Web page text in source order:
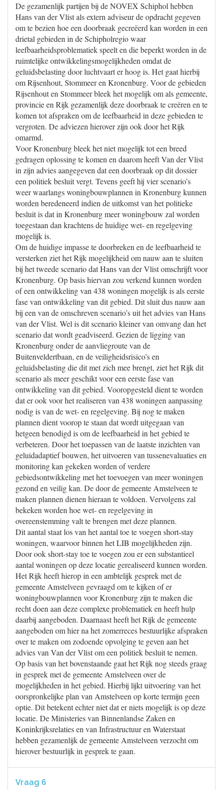
De gezamenlijk partijen bij de NOVEX Schiphol hebben
Hans van der Vlist als extern adviseur de opdracht gegeven
om te bezien hoe een doorbraak gecreëerd kan worden in een
drietal gebieden in de Schipholregio waar
leefbaarheidsproblematiek speelt en die beperkt worden in de
ruimtelijke ontwikkelingsmogelijkheden omdat de
geluidsbelasting door luchtvaart er hoog is. Het gaat hierbij
om Rijsenhout, Stommeer en Kronenburg. Voor de gebieden
Rijsenhout en Stommeer bleek het mogelijk om als gemeente,
provincie en Rijk gezamenlijk deze doorbraak te creëren en te
komen tot afspraken om de leefbaarheid in deze gebieden te
vergroten. De adviezen hierover zijn ook door het Rijk
omarmd.
Voor Kronenburg bleek het niet mogelijk tot een breed
gedragen oplossing te komen en daarom heeft Van der Vlist
in zijn advies aangegeven dat een doorbraak op dit dossier
een politiek besluit vergt. Tevens geeft hij vier scenario’s
weer waarlangs woningbouwplannen in Kronenburg kunnen
worden beredeneerd indien de uitkomst van het politieke
besluit is dat in Kronenburg meer woningbouw zal worden
toegestaan dan krachtens de huidige wet- en regelgeving
mogelijk is.
Om de huidige impasse te doorbreken en de leefbaarheid te
versterken ziet het Rijk mogelijkheid om nauw aan te sluiten
bij het tweede scenario dat Hans van der Vlist omschrijft voor
Kronenburg. Op basis hiervan zou verkend kunnen worden
of een ontwikkeling van 438 woningen mogelijk is als eerste
fase van ontwikkeling van dit gebied. Dit sluit dus nauw aan
bij een van de omschreven scenario’s uit het advies van Hans
van der Vlist. Wel is dit scenario kleiner van omvang dan het
scenario dat wordt geadviseerd. Gezien de ligging van
Kronenburg onder de aanvliegroute van de
Buitenveldertbaan, en de veiligheidsrisico’s en
geluidsbelasting die dit met zich mee brengt, ziet het Rijk dit
scenario als meer geschikt voor een eerste fase van
ontwikkeling van dit gebied. Vooropgesteld dient te worden
dat er ook voor het realiseren van 438 woningen aanpassing
nodig is van de wet- en regelgeving. Bij nog te maken
plannen dient voorop te staan dat wordt uitgegaan van
hetgeen benodigd is om de leefbaarheid in het gebied te
verbeteren. Door het toepassen van de laatste inzichten van
geluidadaptief bouwen, het uitvoeren van tussenevaluaties en
monitoring kan gekeken worden of verdere
gebiedsontwikkeling met het toevoegen van meer woningen
gezond en veilig kan. De door de gemeente Amstelveen te
maken plannen dienen hieraan te voldoen. Vervolgens zal
bekeken worden hoe wet- en regelgeving in
overeenstemming valt te brengen met deze plannen.
Dit aantal staat los van het aantal toe te voegen short-stay
woningen, waarvoor binnen het LIB mogelijkheden zijn.
Door ook short-stay toe te voegen zou er een substantieel
aantal woningen op deze locatie gerealiseerd kunnen worden.
Het Rijk heeft hierop in een ambtelijk gesprek met de
gemeente Amstelveen gevraagd om te kijken of er
woningbouwplannen voor Kronenburg zijn te maken die
recht doen aan deze complexe problematiek en heeft hulp
daarbij aangeboden. Daarnaast heeft het Rijk de gemeente
aangeboden om hier na het zomerreces bestuurlijke afspraken
over te maken om zodoende opvolging te geven aan het
advies van Van der Vlist om een politiek besluit te nemen.
Op basis van het bovenstaande gaat het Rijk nog steeds graag
in gesprek met de gemeente Amstelveen over de
mogelijkheden in het gebied. Hierbij lijkt uitvoering van het
oorspronkelijke plan van Amstelveen op korte termijn geen
optie. Dit betekent echter niet dat er niets mogelijk is op deze
locatie. De Ministeries van Binnenlandse Zaken en
Koninkrijksrelaties en van Infrastructuur en Waterstaat
hebben gezamenlijk de gemeente Amstelveen verzocht om
hierover bestuurlijk in gesprek te gaan.
Vraag 6